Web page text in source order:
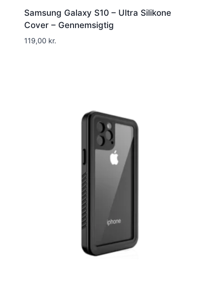
Samsung Galaxy S10 – Ultra Silikone
Cover – Gennemsigtig
119,00 kr.